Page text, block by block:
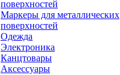
поверхностей
Маркеры для металлических
поверхностей
Одежда
Электроника
Канцтовары
Аксессуары